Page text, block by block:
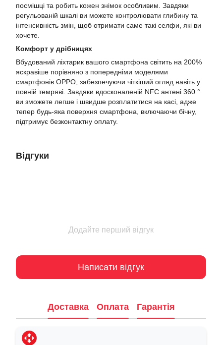
посмішці та робить кожен знімок особливим. Завдяки
регульованій шкалі ви можете контролювати глибину та
інтенсивність змін, щоб отримати саме такі селфи, які ви
хочете.
Комфорт у дрібницях
Вбудований ліхтарик вашого смартфона світить на 200%
яскравіше порівняно з попередніми моделями
смартфонів OPPO, забезпечуючи чіткіший огляд навіть у
повній темряві. Завдяки вдосконаленій NFC антені 360 °
ви зможете легше і швидше розплатитися на касі, адже
тепер будь-яка поверхня смартфона, включаючи бічну,
підтримує безконтактну оплату.
Відгуки
Додайте перший відгук
Написати відгук
Доставка Оплата Гарантія